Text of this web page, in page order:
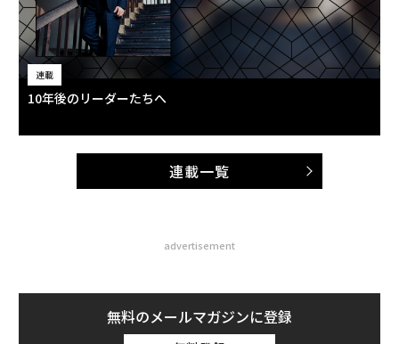
連載
10年後のリーダーたちへ
連載一覧
advertisement
無料のメールマガジンに登録